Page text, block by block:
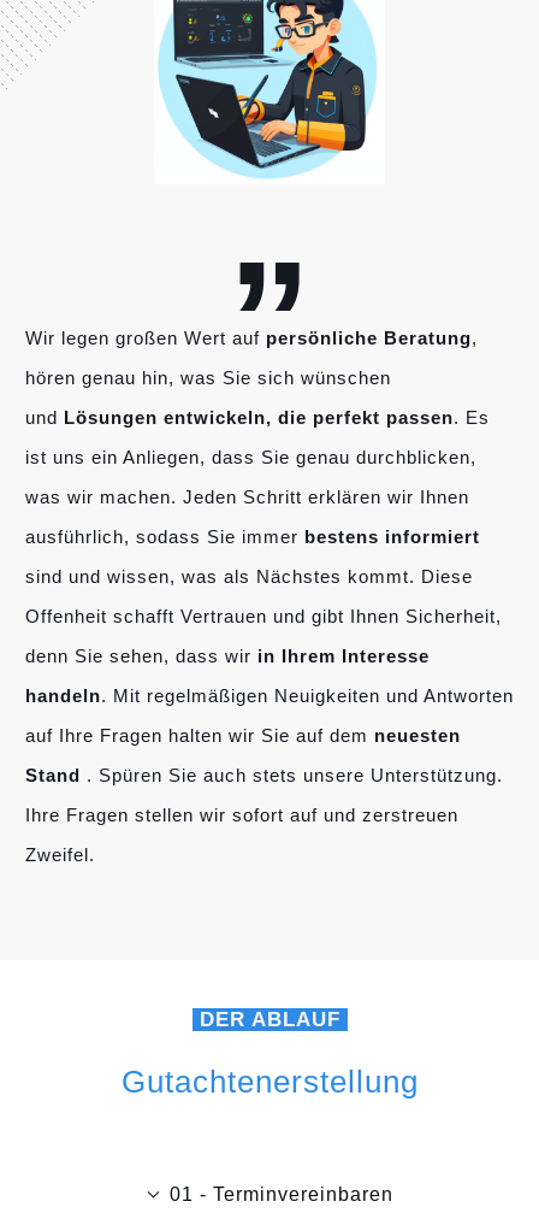
„
Wir legen großen Wert auf persönliche Beratung,
hören genau hin, was Sie sich wünschen
und Lösungen entwickeln, die perfekt passen. Es
ist uns ein Anliegen, dass Sie genau durchblicken,
was wir machen. Jeden Schritt erklären wir Ihnen
ausführlich, sodass Sie immer bestens informiert
sind und wissen, was als Nächstes kommt. Diese
Offenheit schafft Vertrauen und gibt Ihnen Sicherheit,
denn Sie sehen, dass wir in Ihrem Interesse
handeln. Mit regelmäßigen Neuigkeiten und Antworten
auf Ihre Fragen halten wir Sie auf dem neuesten
Stand . Spüren Sie auch stets unsere Unterstützung.
Ihre Fragen stellen wir sofort auf und zerstreuen
Zweifel.
DER ABLAUF
Gutachtenerstellung
01 - Terminvereinbaren